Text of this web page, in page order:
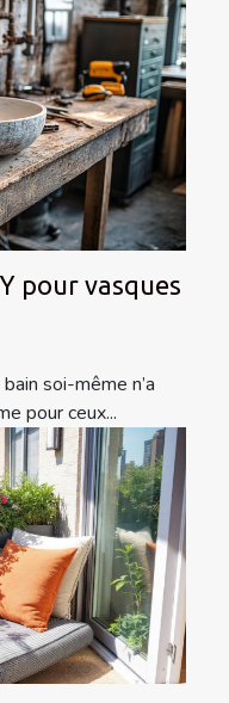
pour vasques
soi-même n’a
pour ceux...